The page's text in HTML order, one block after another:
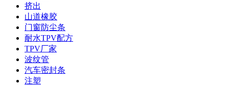
挤出
山道橡胶
门窗防尘条
耐水TPV配方
TPV厂家
波纹管
汽车密封条
注塑